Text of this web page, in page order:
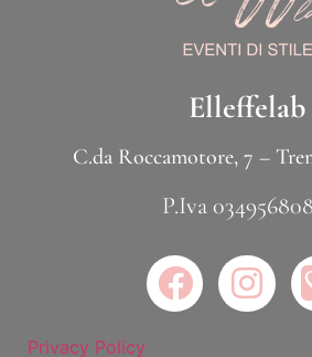
Elleffelab
C.da Roccamotore, 7 –
P.Iva
Privacy Policy